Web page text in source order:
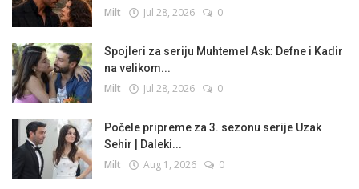
Milt Jul 28, 2026 0
Spojleri za seriju Muhtemel Ask: Defne i Kadir
na velikom...
Milt Jul 28, 2026 0
Počele pripreme za 3. sezonu serije Uzak
Sehir | Daleki...
Milt Aug 1, 2026 0